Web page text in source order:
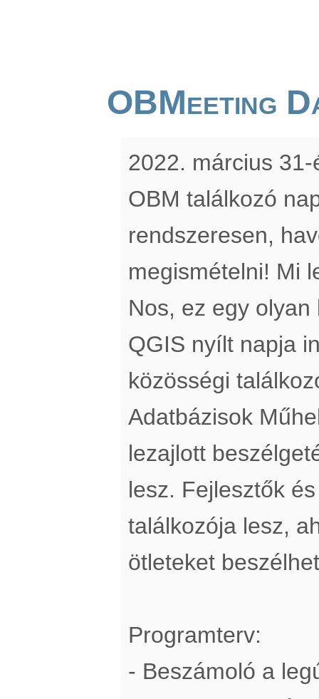
OBMeeting
2022. március
OBM találkozó
rendszeresen,
megismételni! Mi
Nos, ez egy
QGIS nyílt napja
közösségi
Adatbázisok
lezajlott
lesz. Fejlesztők
találkozója lesz,
ötleteket
Programterv:
- Beszámoló a